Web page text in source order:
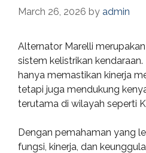
March 26, 2026 by admin
Alternator Marelli
sistem kelistrikan
hanya memastikan kinerja
tetapi juga mendukung
terutama di wilayah seperti
Dengan pemahaman yang
fungsi, kinerja, dan